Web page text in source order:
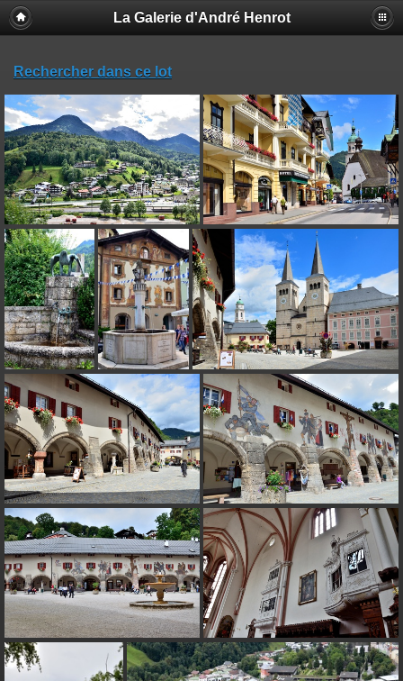
La Galerie d'André Henrot
Rechercher dans ce lot